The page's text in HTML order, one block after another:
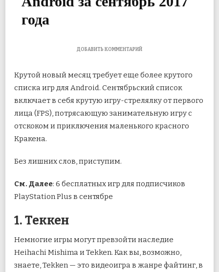
года
ДОБАВИТЬ КОММЕНТАРИЙК
ЛУЧШИХ
ИГР
ДЛЯ
ЗА
СЕНТЯБРЬ
Крутой новый месяц требует еще более крутого
списка игр для Android. Сентябрьский список
включает в себя крутую игру-стрелялку от первого
лица (FPS), потрясающую занимательную игру с
отскоком и приключения маленького красного
Кракена.
Без лишних слов, приступим.
См. Далее: 6 бесплатных игр для подписчиков
PlayStation Plus в сентябре
1. Теккен
Немногие игры могут превзойти наследие
Heihachi Mishima и Tekken. Как вы, возможно,
знаете, Tekken — это видеоигра в жанре файтинг, в